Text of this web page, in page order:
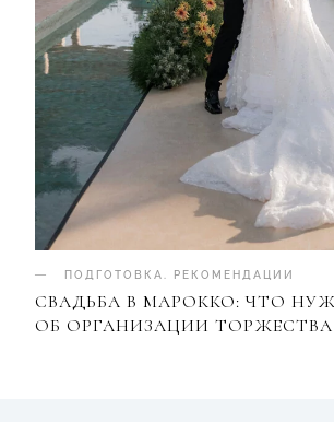
ПОДГОТОВКА. РЕКОМЕНДАЦИИ
СВАДЬБА В МАРОККО: ЧТО
ОБ ОРГАНИЗАЦИИ ТОРЖЕСТВА